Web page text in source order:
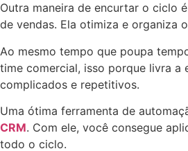
Outra maneira de encurtar o ciclo
de vendas. Ela otimiza e organiza
Ao mesmo tempo que poupa
time comercial, isso porque livra a
complicados e repetitivos.
Uma ótima ferramenta de
CRM. Com ele, você consegue
todo o ciclo.